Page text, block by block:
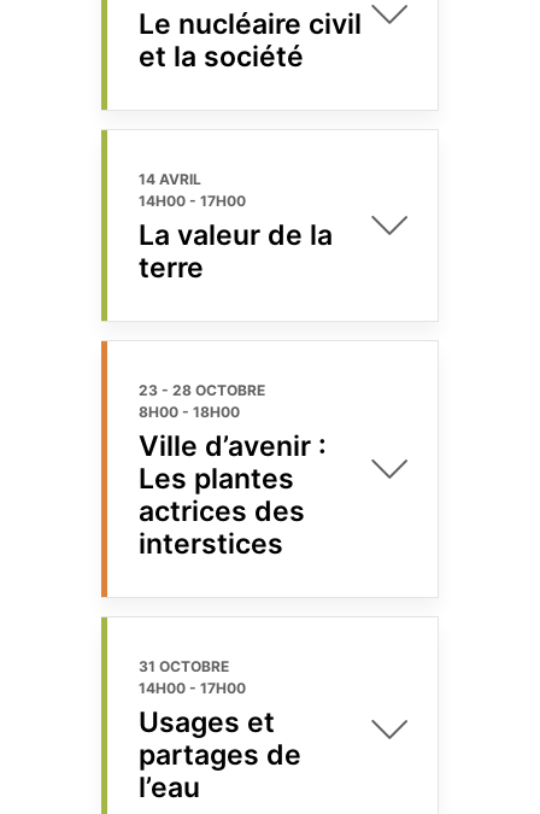
Le nucléaire civil
et la société
14 AVRIL
14H00 - 17H00
La valeur de la
terre
23 - 28 OCTOBRE
8H00 - 18H00
Ville d’avenir :
Les plantes
actrices des
interstices
31 OCTOBRE
14H00 - 17H00
Usages et
partages de
l’eau